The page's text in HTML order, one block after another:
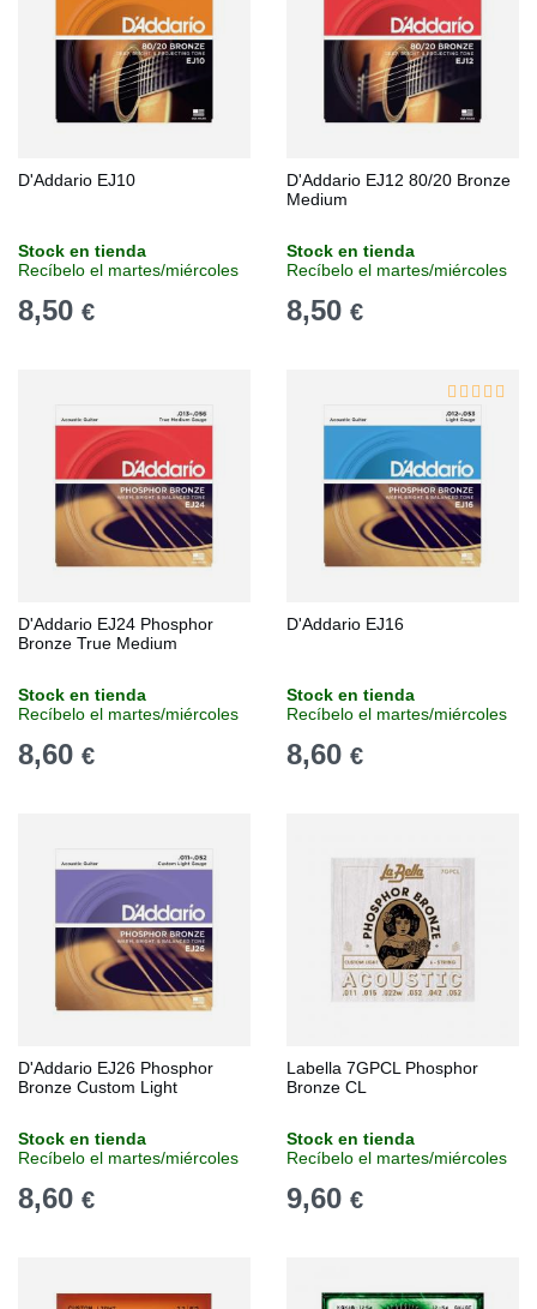
D'Addario EJ10
Stock en tienda
Recíbelo el martes/miércoles
8,50 €
D'Addario EJ12 80/20 Bronze
Medium
Stock en tienda
Recíbelo el martes/miércoles
8,50 €
D'Addario EJ24 Phosphor
Bronze True Medium
Stock en tienda
Recíbelo el martes/miércoles
8,60 €
D'Addario EJ16
Stock en tienda
Recíbelo el martes/miércoles
8,60 €
D'Addario EJ26 Phosphor
Bronze Custom Light
Stock en tienda
Recíbelo el martes/miércoles
8,60 €
Labella 7GPCL Phosphor
Bronze CL
Stock en tienda
Recíbelo el martes/miércoles
9,60 €